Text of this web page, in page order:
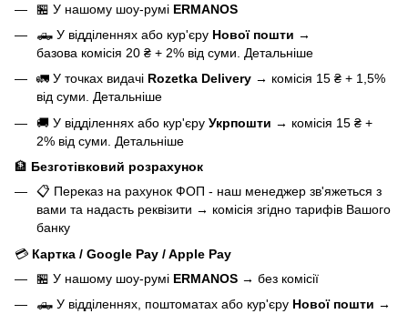
🏪 У нашому шоу-румі ERMANOS
🛻 У відділеннях або кур'єру Нової пошти →
базова комісія 20 ₴ + 2% від суми. Детальніше
🚛 У точках видачі Rozetka Delivery → комісія 15 ₴ + 1,5%
від суми. Детальніше
🚚 У відділеннях або кур'єру Укрпошти → комісія 15 ₴ +
2% від суми. Детальніше
🏦 Безготівковий розрахунок
📋 Переказ на рахунок ФОП - наш менеджер зв'яжеться з
вами та надасть реквізити → комісія згідно тарифів Вашого
банку
💳 Картка / Google Pay / Apple Pay
🏪 У нашому шоу-румі ERMANOS → без комісії
🛻 У відділеннях, поштоматах або кур'єру Нової пошти →